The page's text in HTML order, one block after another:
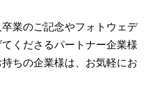
業のご記念やフォトウェデ
くださるパートナー企業様
ちの企業様は、お気軽にお